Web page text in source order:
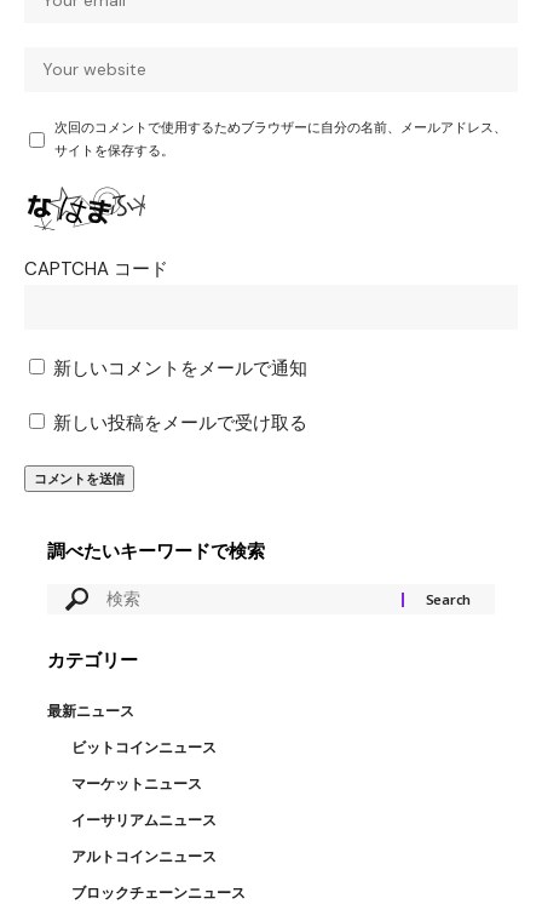
次回のコメントで使用するためブラウザーに自分の名前、メールアドレス、
サイトを保存する。
CAPTCHA コード
新しいコメントをメールで通知
新しい投稿をメールで受け取る
調べたいキーワードで検索
カテゴリー
最新ニュース
ビットコインニュース
マーケットニュース
イーサリアムニュース
アルトコインニュース
ブロックチェーンニュース